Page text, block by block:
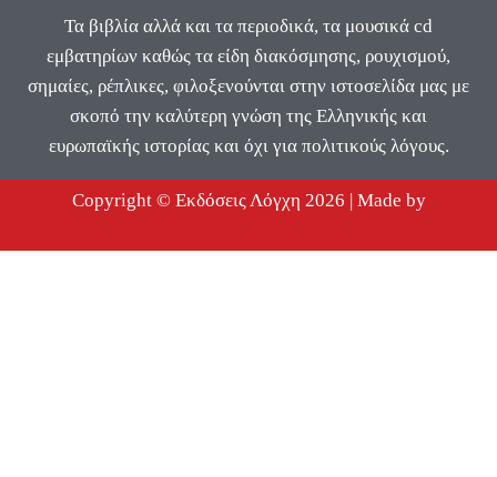
Τα βιβλία αλλά και τα περιοδικά, τα μουσικά cd
εμβατηρίων καθώς τα είδη διακόσμησης, ρουχισμού,
σημαίες, ρέπλικες, φιλοξενούνται στην ιστοσελίδα μας με
σκοπό την καλύτερη γνώση της Ελληνικής και
ευρωπαϊκής ιστορίας και όχι για πολιτικούς λόγους.
Copyright © Εκδόσεις Λόγχη 2026 | Made by